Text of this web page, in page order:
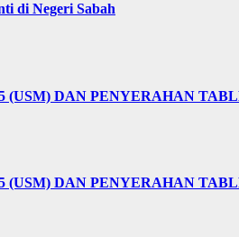
di Negeri Sabah
DAN PENYERAHAN
DAN PENYERAHAN